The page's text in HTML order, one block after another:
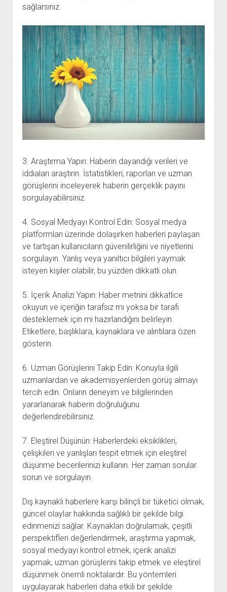
sağlarsınız.
3. Araştırma Yapın: Haberin dayandığı verileri ve
iddiaları araştırın. İstatistikleri, raporları ve uzman
görüşlerini inceleyerek haberin gerçeklik payını
sorgulayabilirsiniz.
4. Sosyal Medyayı Kontrol Edin: Sosyal medya
platformları üzerinde dolaşırken haberleri paylaşan
ve tartışan kullanıcıların güvenilirliğini ve niyetlerini
sorgulayın. Yanlış veya yanıltıcı bilgileri yaymak
isteyen kişiler olabilir, bu yüzden dikkatli olun.
5. İçerik Analizi Yapın: Haber metnini dikkatlice
okuyun ve içeriğin tarafsız mı yoksa bir tarafı
desteklemek için mi hazırlandığını belirleyin.
Etiketlere, başlıklara, kaynaklara ve alıntılara özen
gösterin.
6. Uzman Görüşlerini Takip Edin: Konuyla ilgili
uzmanlardan ve akademisyenlerden görüş almayı
tercih edin. Onların deneyim ve bilgilerinden
yararlanarak haberin doğruluğunu
değerlendirebilirsiniz.
7. Eleştirel Düşünün: Haberlerdeki eksiklikleri,
çelişkileri ve yanlışları tespit etmek için eleştirel
düşünme becerilerinizi kullanın. Her zaman sorular
sorun ve sorgulayın.
Dış kaynaklı haberlere karşı bilinçli bir tüketici olmak,
güncel olaylar hakkında sağlıklı bir şekilde bilgi
edinmenizi sağlar. Kaynakları doğrulamak, çeşitli
perspektifleri değerlendirmek, araştırma yapmak,
sosyal medyayı kontrol etmek, içerik analizi
yapmak, uzman görüşlerini takip etmek ve eleştirel
düşünmek önemli noktalardır. Bu yöntemleri
uygulayarak haberleri daha etkili bir şekilde